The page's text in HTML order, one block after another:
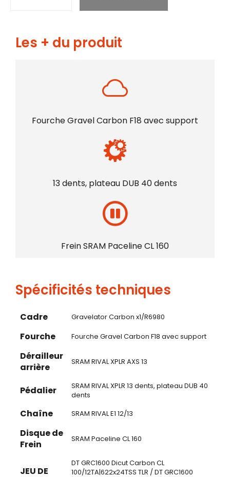
Les + du produit
Fourche Gravel Carbon F18 avec support
13 dents, plateau DUB 40 dents
Frein SRAM Paceline CL 160
Spécificités techniques
Cadre Gravelator Carbon x1/R6980
Fourche Fourche Gravel Carbon F18 avec support
Dérailleur
arrière
SRAM RIVAL XPLR AXS 13
Pédalier
SRAM RIVAL XPLR 13 dents, plateau DUB 40
dents
Chaîne SRAM RIVAL E1 12/13
Disque de
Frein
SRAM Paceline CL 160
JEU DE
DT GRC1600 Dicut Carbon CL
100/12TA|622x24TSS TLR / DT GRC1600